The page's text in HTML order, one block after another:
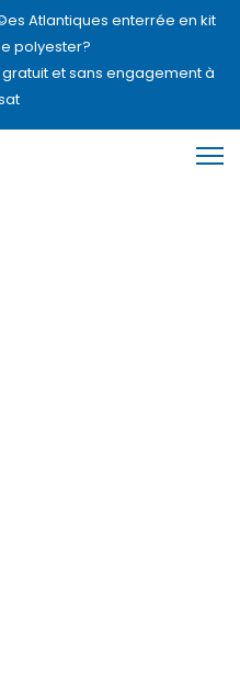
Atlantiques enterrée en kit
polyester?
et sans engagement à